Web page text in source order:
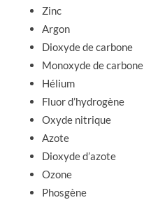
Zinc
Argon
Dioxyde de carbone
Monoxyde de carbone
Hélium
Fluor d’hydrogène
Oxyde nitrique
Azote
Dioxyde d’azote
Ozone
Phosgène